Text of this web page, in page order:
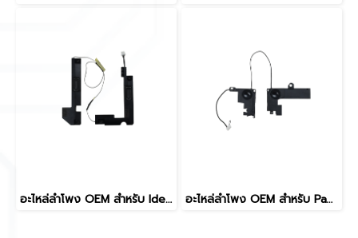
อะไหล่ลำโพง OEM สำหรับ IdeaPad 3-15ITL6 3-15ALC6 3-15ADA6 15S 2021 V15 G2-ITL G2-ALC ลำโพงภายใน L+R SKLE014 อะไหล่ลำโพง OEM สำหรับ Pavilion Power 15-CB Omen 15-CE TPN-Q193 6 Pin 929517-001 3BG75SATP00 PK23000VQ00 Internal Speaker